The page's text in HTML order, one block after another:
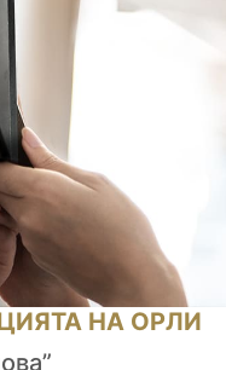
НА ОРЛИ